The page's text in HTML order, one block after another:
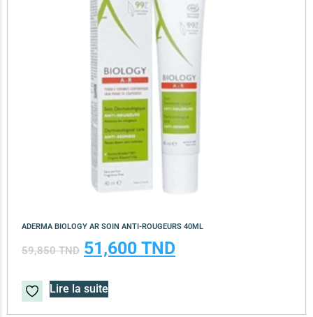
ADERMA BIOLOGY AR SOIN ANTI-ROUGEURS 40ML
59,850TND 51,600 TND
Lire la suite